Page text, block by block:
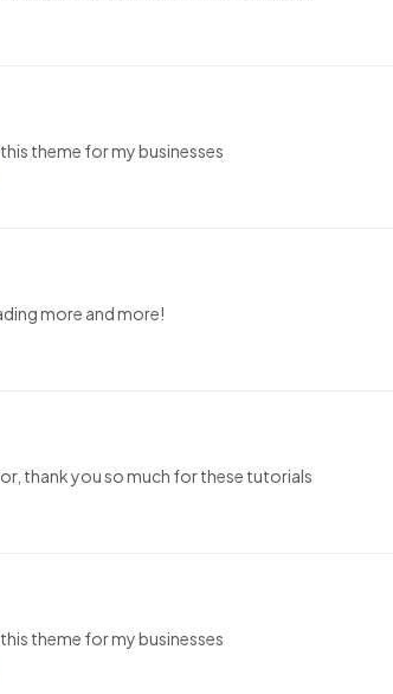
theme for my businesses
more and more!
thank you so much for these tutorials
theme for my businesses